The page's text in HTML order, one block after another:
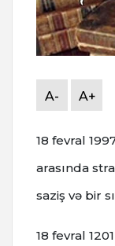
A- A+
18 fevral
arasında
saziş və bir
18 fevral